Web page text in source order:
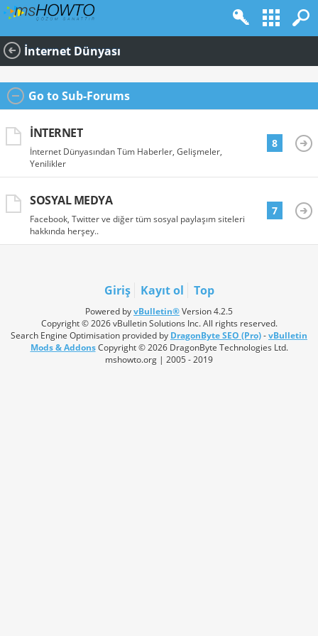
İnternet Dünyası
Go to Sub-Forums
İNTERNET
İnternet Dünyasından Tüm Haberler, Gelişmeler,
Yenilikler
8
SOSYAL MEDYA
Facebook, Twitter ve diğer tüm sosyal paylaşım siteleri
hakkında herşey..
7
Giriş Kayıt ol Top
Powered byvBulletin®Version 4.2.5
Copyright © 2026 vBulletin Solutions Inc. All rights reserved.
Search Engine Optimisation provided by DragonByte SEO (Pro)-vBulletin
Mods & AddonsCopyright © 2026 DragonByte Technologies Ltd.
mshowto.org | 2005 - 2019